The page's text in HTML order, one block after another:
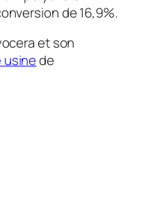
de 16,9%.
et son
usinede